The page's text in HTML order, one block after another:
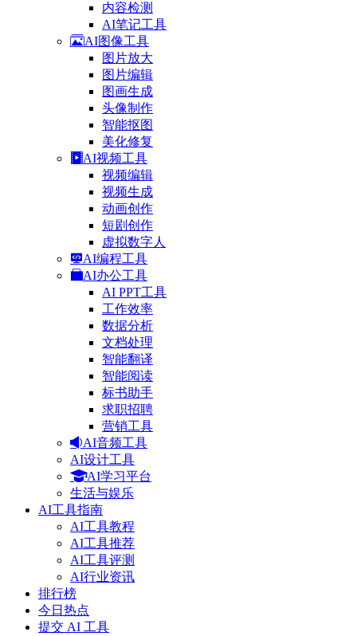
内容检测
AI笔记工具
AI图像工具
图片放大
图片编辑
图画生成
头像制作
智能抠图
美化修复
AI视频工具
视频编辑
视频生成
动画创作
短剧创作
虚拟数字人
AI编程工具
AI办公工具
AI PPT工具
工作效率
数据分析
文档处理
智能翻译
智能阅读
标书助手
求职招聘
营销工具
AI音频工具
AI设计工具
AI学习平台
生活与娱乐
AI工具指南
AI工具教程
AI工具推荐
AI工具评测
AI行业资讯
排行榜
今日热点
提交 AI 工具